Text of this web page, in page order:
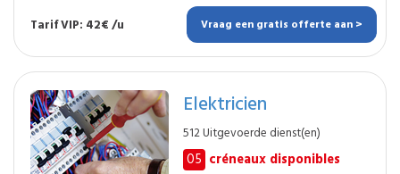
Tarif VIP: 42€ /u Vraag een gratis offerte aan >
Elektricien
512 Uitgevoerde dienst(en)
05 créneaux disponibles